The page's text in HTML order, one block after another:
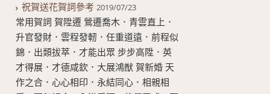
祝賀送花賀詞參考 2019/07/23
常用賀詞 賀陞遷 鶯遷喬木．青雲直上．
升官發財．雲程發軔．任重道遠．前程似
錦．出類拔萃．才能出眾 步步高陞．英
才得展．才德咸欽．大展鴻猷 賀新婚 天
作之合．心心相印．永結同心．相親相